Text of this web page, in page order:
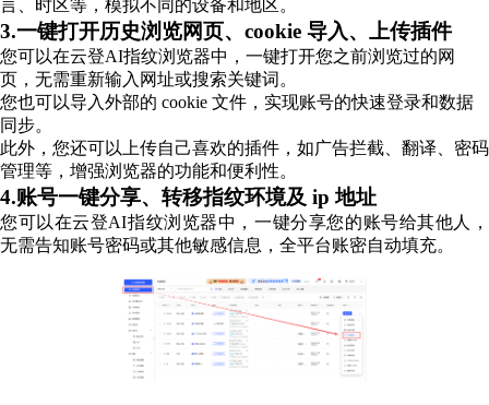
言、时区等，模拟不同的设备和地区。
3.一键打开历史浏览网页、cookie 导入、上传插件
您可以在云登AI指纹浏览器中，一键打开您之前浏览过的网
页，无需重新输入网址或搜索关键词。
您也可以导入外部的 cookie 文件，实现账号的快速登录和数据
同步。
此外，您还可以上传自己喜欢的插件，如广告拦截、翻译、密码
管理等，增强浏览器的功能和便利性。
4.账号一键分享、转移指纹环境及 ip 地址
您可以在云登AI指纹浏览器中，一键分享您的账号给其他人，
无需告知账号密码或其他敏感信息，全平台账密自动填充。